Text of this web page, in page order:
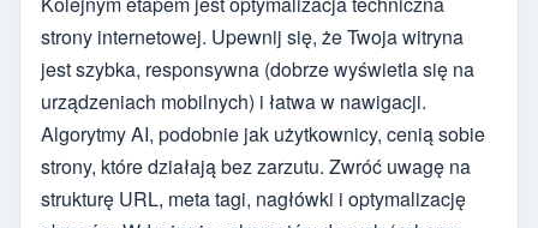
strony internetowej. Upewnij się, że Twoja witryna
jest szybka, responsywna (dobrze wyświetla się na
urządzeniach mobilnych) i łatwa w nawigacji.
Algorytmy AI, podobnie jak użytkownicy, cenią sobie
strony, które działają bez zarzutu. Zwróć uwagę na
strukturę URL, meta tagi, nagłówki i optymalizację